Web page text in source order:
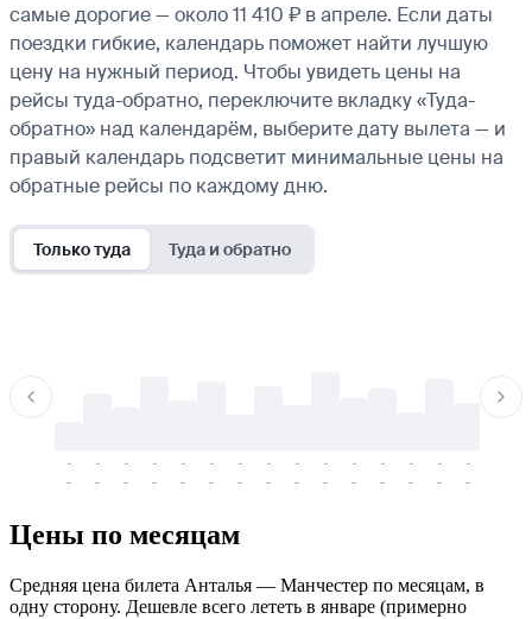
самые дорогие — около 11 410 ₽ в апреле. Если даты
поездки гибкие, календарь поможет найти лучшую
цену на нужный период. Чтобы увидеть цены на
рейсы туда-обратно, переключите вкладку «Туда-
обратно» над календарём, выберите дату вылета — и
правый календарь подсветит минимальные цены на
обратные рейсы по каждому дню.
Только туда Туда и обратно
-
-
-
-
-
-
-
-
-
-
-
-
-
-
-
-
-
-
-
-
-
-
-
-
-
-
-
-
-
-
Цены по месяцам
Средняя цена билета Анталья — Манчестер по месяцам, в
одну сторону. Дешевле всего лететь в январе (примерно